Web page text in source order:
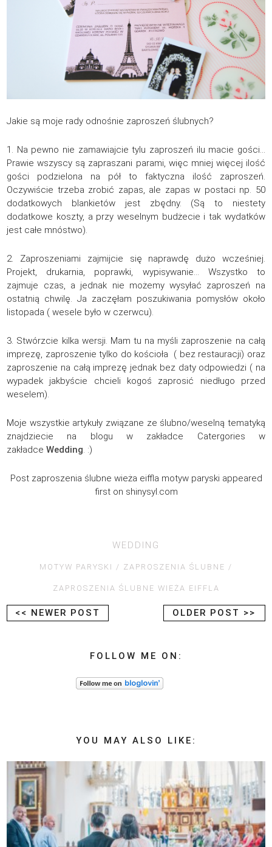
Jakie są moje rady odnośnie zaproszeń ślubnych?
1. Na pewno nie zamawiajcie tylu zaproszeń ilu macie gości…
Prawie wszyscy są zapraszani parami, więc mniej więcej ilość
gości podzielona na pół to faktyczna ilość zaproszeń.
Oczywiście trzeba zrobić zapas, ale zapas w postaci np. 50
dodatkowych blankietów jest zbędny. (Są to niestety
dodatkowe koszty, a przy weselnym budżecie i tak wydatków
jest całe mnóstwo).
2. Zaproszeniami zajmijcie się naprawdę dużo wcześniej.
Projekt, drukarnia, poprawki, wypisywanie… Wszystko to
zajmuje czas, a jednak nie możemy wysyłać zaproszeń na
ostatnią chwilę. Ja zaczęłam poszukiwania pomysłów około
listopada ( wesele było w czerwcu).
3. Stwórzcie kilka wersji. Mam tu na myśli zaproszenie na całą
imprezę, zaproszenie tylko do kościoła ( bez restauracji) oraz
zaproszenie na całą imprezę jednak bez daty odpowiedzi ( na
wypadek jakbyście chcieli kogoś zaprosić niedługo przed
weselem).
Moje wszystkie artykuły związane ze ślubno/weselną tematyką
znajdziecie na blogu w zakładce Catergories w
zakładceWedding . :)
Post zaproszenia ślubne wieża eiffla motyw paryski appeared
first on shinysyl.com
WEDDING
MOTYW PARYSKI ZAPROSZENIA ŚLUBNE
ZAPROSZENIA ŚLUBNE WIEŻA EIFFLA
<< NEWER POST OLDER POST >>
FOLLOW ME ON:
YOU MAY ALSO LIKE: